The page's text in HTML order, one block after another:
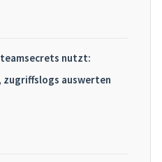
nutzt:
auswerten